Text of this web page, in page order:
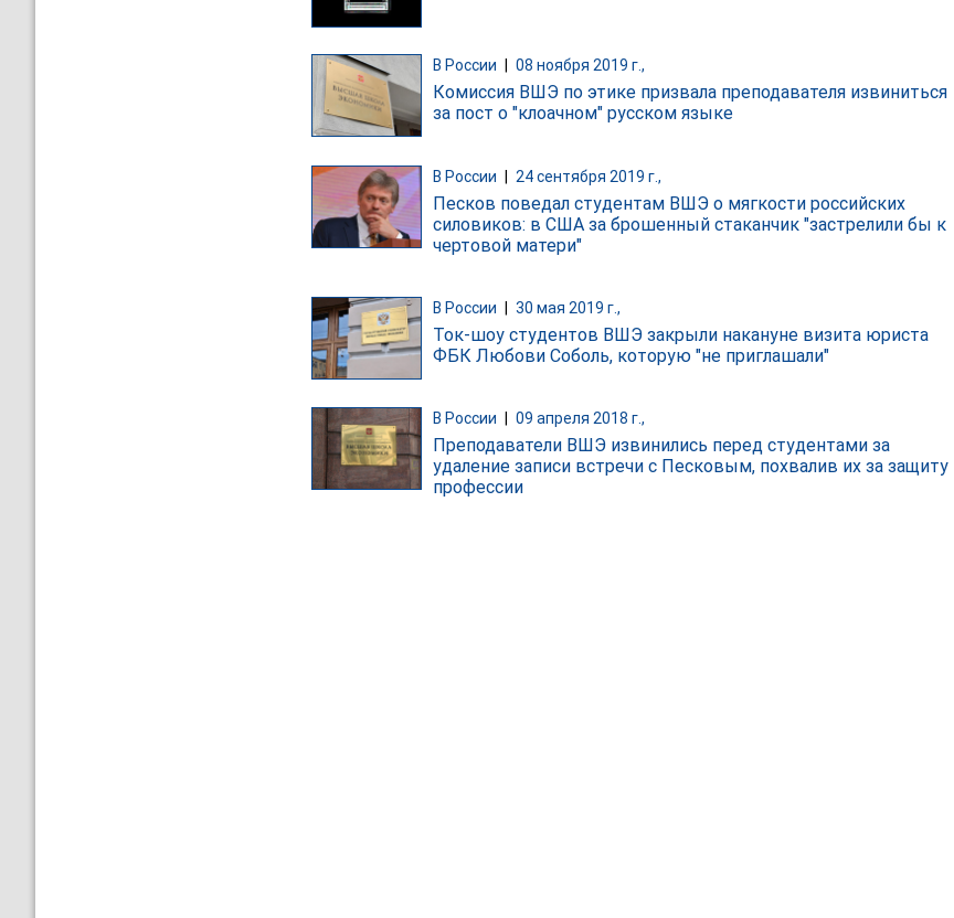
В России 08 ноября 2019 г.,
Комиссия ВШЭ по этике призвала преподавателя извиниться
за пост о "клоачном" русском языке
В России | 24 сентября 2019 г.,
Песков поведал студентам ВШЭ о мягкости российских
силовиков: в США за брошенный стаканчик "застрелили бы к
чертовой матери"
В России 30 мая 2019 г.,
Ток-шоу студентов ВШЭ закрыли накануне визита юриста
ФБК Любови Соболь, которую "не приглашали"
В России 09 апреля 2018 г.,
Преподаватели ВШЭ извинились перед студентами за
удаление записи встречи с Песковым, похвалив их за защиту
профессии